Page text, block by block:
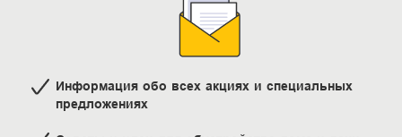
Информация обо всех акциях и специальных
предложениях